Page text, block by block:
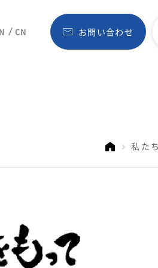
CN お問い合わせ
私た